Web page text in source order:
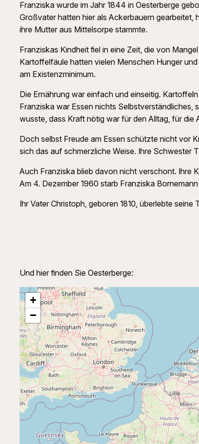
Franziska wurde im Jahr 1844 in Oesterberge
Großvater hatten hier als Ackerbauern gearbeitet,
ihre Mutter aus Mittelsorpe stammte.
Franziskas Kindheit fiel in eine Zeit, die von
Kartoffelfäule hatten vielen Menschen Hunger
am Existenzminimum.
Die Ernährung war einfach und einseitig.
Franziska war Essen nichts Selbstverständliches,
wusste, dass Kraft nötig war für den Alltag, für die
Doch selbst Freude am Essen schützte nicht vor
sich das auf schmerzliche Weise. Ihre Schwester
Auch Franziska blieb davon nicht verschont. Ihre
Am 4. Dezember 1960 starb Franziska
Ihr Vater Christoph, geboren 1810, überlebte
Und hier finden Sie Oesterberge:
+
−